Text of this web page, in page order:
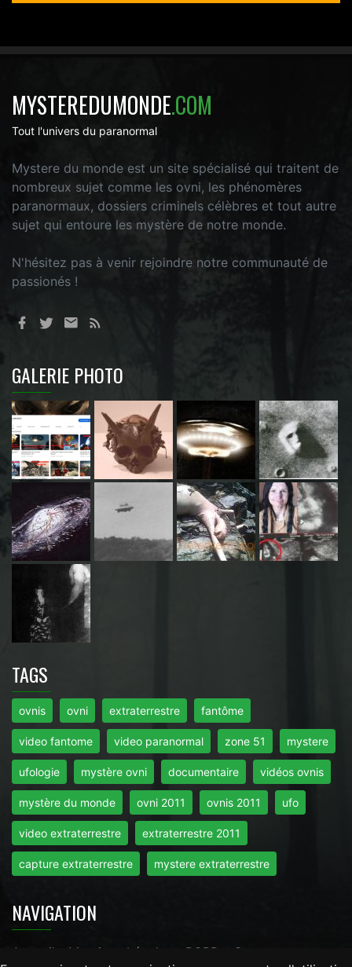
MYSTEREDUMONDE.COM
Tout l'univers du paranormal
Mystere du monde est un site spécialisé qui traitent de
nombreux sujet comme les ovni, les phénomères
paranormaux, dossiers criminels célèbres et tout autre
sujet qui entoure les mystère de notre monde.
N'hésitez pas à venir rejoindre notre communauté de
passionés !
GALERIE PHOTO
TAGS
ovnis ovni extraterrestre fantôme
video fantome video paranormal zone 51 mystere
ufologie mystère ovni documentaire vidéos ovnis
mystère du monde ovni 2011 ovnis 2011 ufo
video extraterrestre extraterrestre 2011
capture extraterrestre mystere extraterrestre
NAVIGATION
Accueil Mentions Légales RGPD Contact